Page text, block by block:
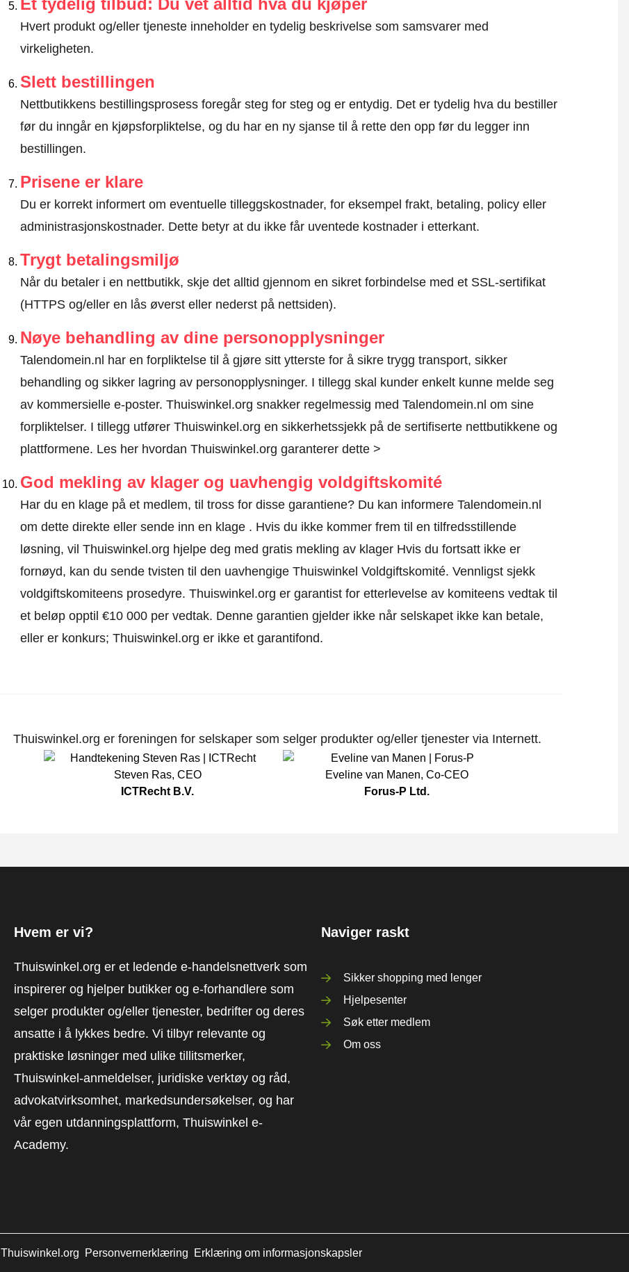
Et tydelig tilbud: Du vet alltid hva du kjøper
Hvert produkt og/eller tjeneste inneholder en tydelig beskrivelse som samsvarer med
virkeligheten.
Slett bestillingen
Nettbutikkens bestillingsprosess foregår steg for steg og er entydig. Det er tydelig hva du bestiller
før du inngår en kjøpsforpliktelse, og du har en ny sjanse til å rette den opp før du legger inn
bestillingen.
Prisene er klare
Du er korrekt informert om eventuelle tilleggskostnader, for eksempel frakt, betaling, policy eller
administrasjonskostnader. Dette betyr at du ikke får uventede kostnader i etterkant.
Trygt betalingsmiljø
Når du betaler i en nettbutikk, skje det alltid gjennom en sikret forbindelse med et SSL-sertifikat
(HTTPS og/eller en lås øverst eller nederst på nettsiden).
Nøye behandling av dine personopplysninger
Talendomein.nl har en forpliktelse til å gjøre sitt ytterste for å sikre trygg transport, sikker
behandling og sikker lagring av personopplysninger. I tillegg skal kunder enkelt kunne melde seg
av kommersielle e-poster. Thuiswinkel.org snakker regelmessig med Talendomein.nl om sine
forpliktelser. I tillegg utfører Thuiswinkel.org en sikkerhetssjekk på de sertifiserte nettbutikkene og
plattformene. Les her hvordan Thuiswinkel.org garanterer dette >
God mekling av klager og uavhengig voldgiftskomité
Har du en klage på et medlem, til tross for disse garantiene? Du kan informere Talendomein.nl
om dette direkte ellersende inn en klage. Hvis du ikke kommer frem til en tilfredsstillende
løsning, vil Thuiswinkel.org hjelpe deg med gratis mekling av klager Hvis du fortsatt ikke er
fornøyd, kan du sende tvisten til den uavhengige Thuiswinkel Voldgiftskomité. Vennligst sjekk
voldgiftskomiteens prosedyre. Thuiswinkel.org er garantist for etterlevelse av komiteens vedtak til
et beløp opptil €10 000 per vedtak. Denne garantien gjelder ikke når selskapet ikke kan betale,
eller er konkurs; Thuiswinkel.org er ikke et garantifond.
Thuiswinkel.org er foreningen for selskaper som selger produkter og/eller tjenester via Internett.
Steven Ras, CEO
ICTRecht B.V.
Eveline van Manen, Co-CEO
Forus-P Ltd.
Hvem er vi?
Thuiswinkel.org er et ledende e-handelsnettverk som
inspirerer og hjelper butikker og e-forhandlere som
selger produkter og/eller tjenester, bedrifter og deres
ansatte i å lykkes bedre. Vi tilbyr relevante og
praktiske løsninger med ulike tillitsmerker,
Thuiswinkel-anmeldelser, juridiske verktøy og råd,
advokatvirksomhet, markedsundersøkelser, og har
vår egen utdanningsplattform, Thuiswinkel e-
Academy.
Naviger raskt
Sikker shopping med lenger
Hjelpesenter
Søk etter medlem
Om oss
Thuiswinkel.org Personvernerklæring Erklæring om informasjonskapsler